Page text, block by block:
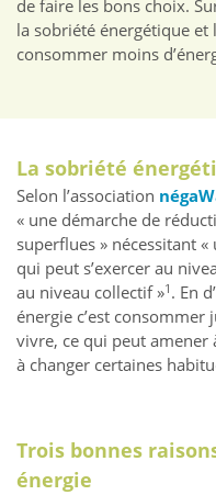
de faire les bons choix.
la sobriété énergétique et
consommer moins
La sobriété
Selon l’association
« une démarche de
superflues » nécessitant
qui peut s’exercer au
au niveau collectif »1 . En
énergie c’est
vivre, ce qui peut
à changer certaines
Trois bonnes
énergie